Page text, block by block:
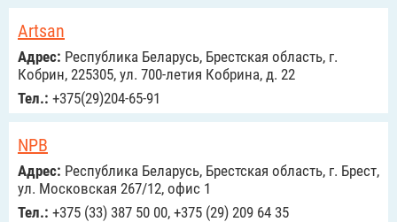
Artsan
Адрес: Республика Беларусь, Брестская область, г.
Кобрин, 225305, ул. 700-летия Кобрина, д. 22
Тел.: +375(29)204-65-91
NPB
Адрес: Республика Беларусь, Брестская область, г. Брест,
ул. Московская 267/12, офис 1
Тел.: +375 (33) 387 50 00, +375 (29) 209 64 35